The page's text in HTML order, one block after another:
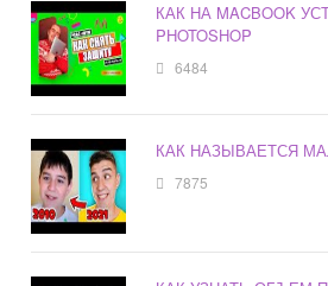
КАК НА MACBOOK
PHOTOSHOP
6484
КАК НАЗЫВАЕТСЯ
7875